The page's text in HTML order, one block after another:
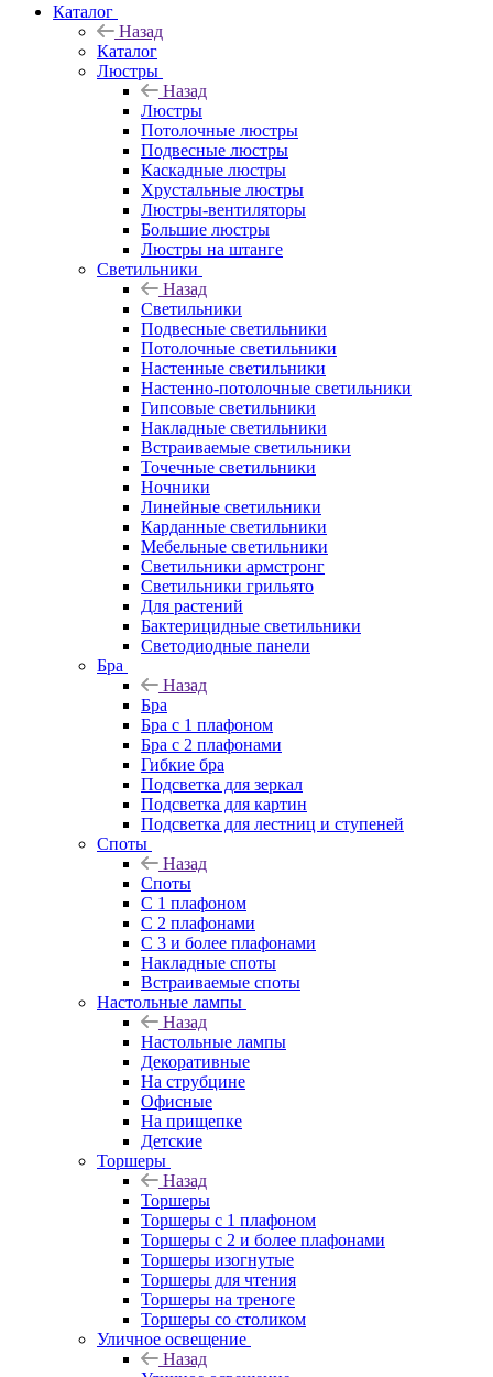
Каталог
Назад
Каталог
Люстры
Назад
Люстры
Потолочные люстры
Подвесные люстры
Каскадные люстры
Хрустальные люстры
Люстры-вентиляторы
Большие люстры
Люстры на штанге
Светильники
Назад
Светильники
Подвесные светильники
Потолочные светильники
Настенные светильники
Настенно-потолочные светильники
Гипсовые светильники
Накладные светильники
Встраиваемые светильники
Точечные светильники
Ночники
Линейные светильники
Карданные светильники
Мебельные светильники
Светильники армстронг
Светильники грильято
Для растений
Бактерицидные светильники
Светодиодные панели
Бра
Назад
Бра
Бра с 1 плафоном
Бра с 2 плафонами
Гибкие бра
Подсветка для зеркал
Подсветка для картин
Подсветка для лестниц и ступеней
Споты
Назад
Споты
С 1 плафоном
С 2 плафонами
С 3 и более плафонами
Накладные споты
Встраиваемые споты
Настольные лампы
Назад
Настольные лампы
Декоративные
На струбцине
Офисные
На прищепке
Детские
Торшеры
Назад
Торшеры
Торшеры с 1 плафоном
Торшеры с 2 и более плафонами
Торшеры изогнутые
Торшеры для чтения
Торшеры на треноге
Торшеры со столиком
Уличное освещение
Назад